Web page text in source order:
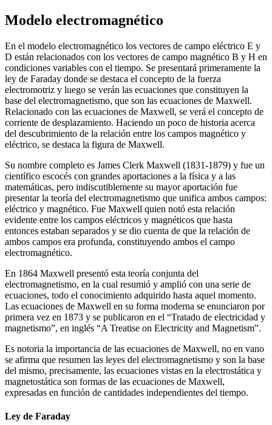
Modelo electromagnético
En el modelo electromagnético los vectores de campo eléctrico E y
D están relacionados con los vectores de campo magnético B y H en
condiciones variables con el tiempo. Se presentará primeramente la
ley de Faraday donde se destaca el concepto de la fuerza
electromotriz y luego se verán las ecuaciones que constituyen la
base del electromagnetismo, que son las ecuaciones de Maxwell.
Relacionado con las ecuaciones de Maxwell, se verá el concepto de
corriente de desplazamiento. Haciendo un poco de historia acerca
del descubrimiento de la relación entre los campos magnético y
eléctrico, se destaca la figura de Maxwell.
Su nombre completo es James Clerk Maxwell (1831-1879) y fue un
científico escocés con grandes aportaciones a la física y a las
matemáticas, pero indiscutiblemente su mayor aportación fue
presentar la teoría del electromagnetismo que unifica ambos campos:
eléctrico y magnético. Fue Maxwell quien notó esta relación
evidente entre los campos eléctricos y magnéticos que hasta
entonces estaban separados y se dio cuenta de que la relación de
ambos campos era profunda, constituyendo ambos el campo
electromagnético.
En 1864 Maxwell presentó esta teoría conjunta del
electromagnetismo, en la cual resumió y amplió con una serie de
ecuaciones, todo el conocimiento adquirido hasta aquel momento.
Las ecuaciones de Maxwell en su forma moderna se enunciaron por
primera vez en 1873 y se publicaron en el “Tratado de electricidad y
magnetismo”, en inglés “A Treatise on Electricity and Magnetism”.
Es notoria la importancia de las ecuaciones de Maxwell, no en vano
se afirma que resumen las leyes del electromagnetismo y son la base
del mismo, precisamente, las ecuaciones vistas en la electrostática y
magnetostática son formas de las ecuaciones de Maxwell,
expresadas en función de cantidades independientes del tiempo.
Ley de Faraday